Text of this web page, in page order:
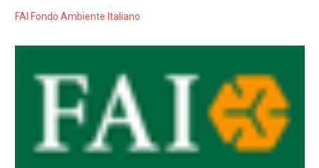
FAI Fondo Ambiente Italiano